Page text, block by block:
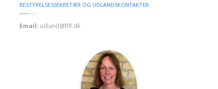
BESTYRELSESSEKRETÆR OG UDLANDSKONTAKTER
Email: udland@ftlf.dk